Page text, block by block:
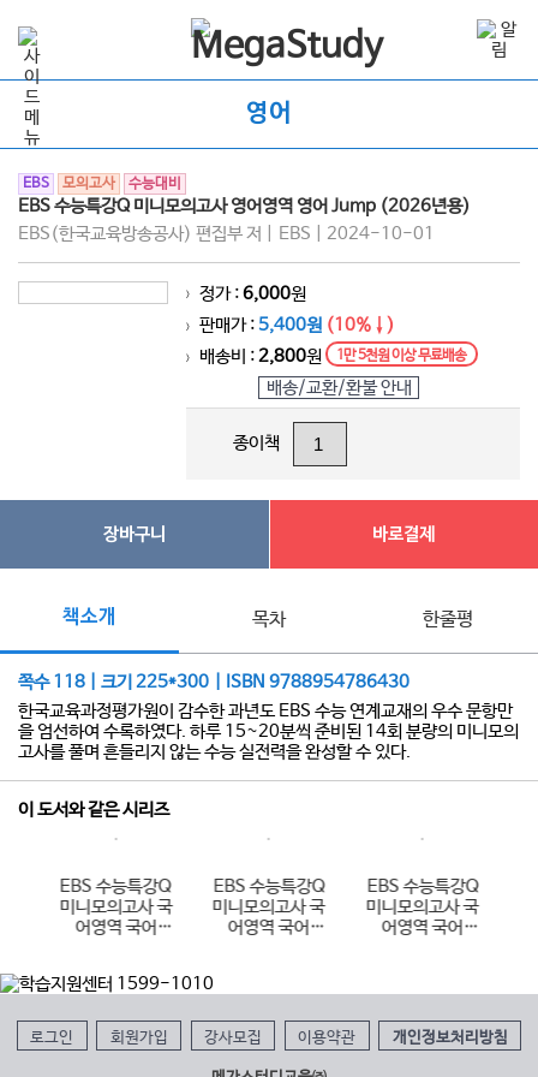
영어
EBS 모의고사 수능대비
EBS 수능특강Q 미니모의고사 영어영역 영어 Jump (2026년용)
EBS(한국교육방송공사) 편집부 저 | EBS | 2024-10-01
> 정가 :6,000원
> 판매가 :5,400원 (10%↓)
> 배송비 :2,800원 1만 5천원 이상 무료배송
배송/교환/환불 안내
종이책
장바구니 바로결제
책소개 목차 한줄평
쪽수 118 | 크기 225*300 | ISBN 9788954786430
한국교육과정평가원이 감수한 과년도 EBS 수능 연계교재의 우수 문항만
을 엄선하여 수록하였다. 하루 15~20분씩 준비된 14회 분량의 미니모의
고사를 풀며 흔들리지 않는 수능 실전력을 완성할 수 있다.
이 도서와 같은 시리즈
EBS 수능특강Q
미니모의고사 국
어영역 국어
EBS 수능특강Q
미니모의고사 국
어영역 국어
EBS 수능특강Q
미니모의고사 국
어영역 국어
로그인 회원가입 강사모집 이용약관 개인정보처리방침